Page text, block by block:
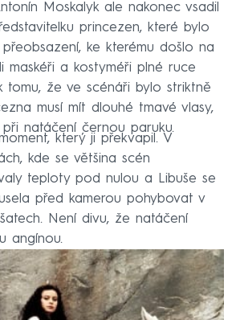
Moskalyk ale nakonec vsadil
princezen, které bylo
ke kterému došlo na
maskéři a kostyméři plné ruce
tomu, že ve scénáři bylo striktně
musí mít dlouhé tmavé vlasy,
natáčení černou paruku.
který ji překvapil. V
kde se většina scén
teploty pod nulou a Libuše se
před kamerou pohybovat v
Není divu, že natáčení
angínou.